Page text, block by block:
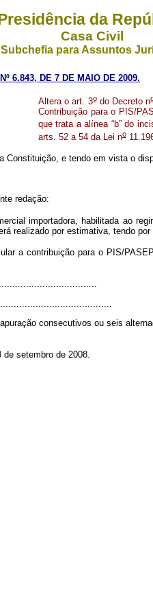
da
Casa Civil
Subchefia para Assuntos
6.843, DE 7 DE MAIO DE 2009.
Altera o art. 3odo Decreto n
Contribuição para o PIS/
que trata a alínea “b” do
arts. 52 a 54 da Lei no
Constituição, e tendo em vista o
redação:
importadora, habilitada ao
realizado por estimativa, tendo
a contribuição para o PIS/
consecutivos ou seis
setembro de 2008.